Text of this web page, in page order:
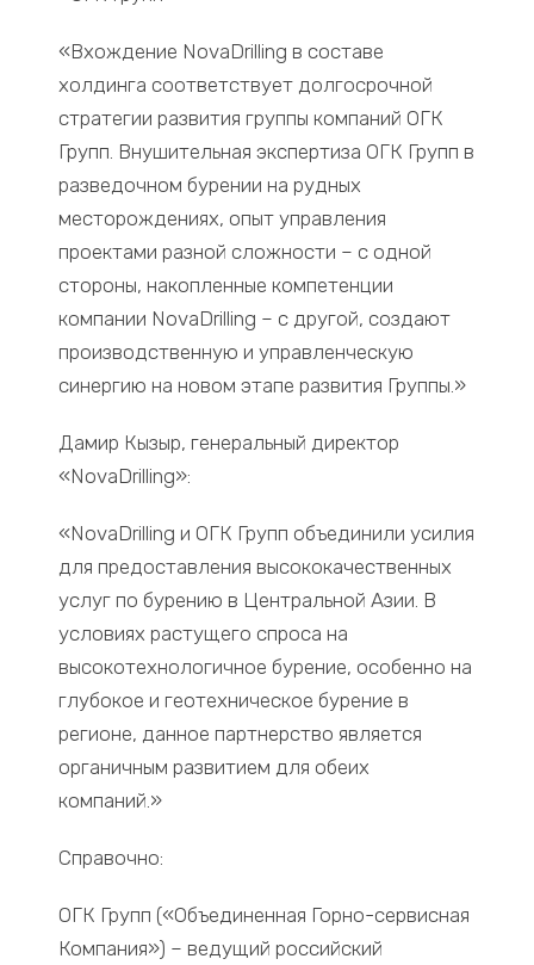
«Вхождение NovaDrilling в составе
холдинга соответствует долгосрочной
стратегии развития группы компаний ОГК
Групп. Внушительная экспертиза ОГК Групп в
разведочном бурении на рудных
месторождениях, опыт управления
проектами разной сложности – с одной
стороны, накопленные компетенции
компании NovaDrilling – с другой, создают
производственную и управленческую
синергию на новом этапе развития Группы.»
Дамир Кызыр, генеральный директор
«NovaDrilling»:
«NovaDrilling и ОГК Групп объединили усилия
для предоставления высококачественных
услуг по бурению в Центральной Азии. В
условиях растущего спроса на
высокотехнологичное бурение, особенно на
глубокое и геотехническое бурение в
регионе, данное партнерство является
органичным развитием для обеих
компаний.»
Справочно:
ОГК Групп («Объединенная Горно-сервисная
Компания») – ведущий российский